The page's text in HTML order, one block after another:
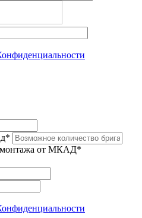
монтажа от МКАД*